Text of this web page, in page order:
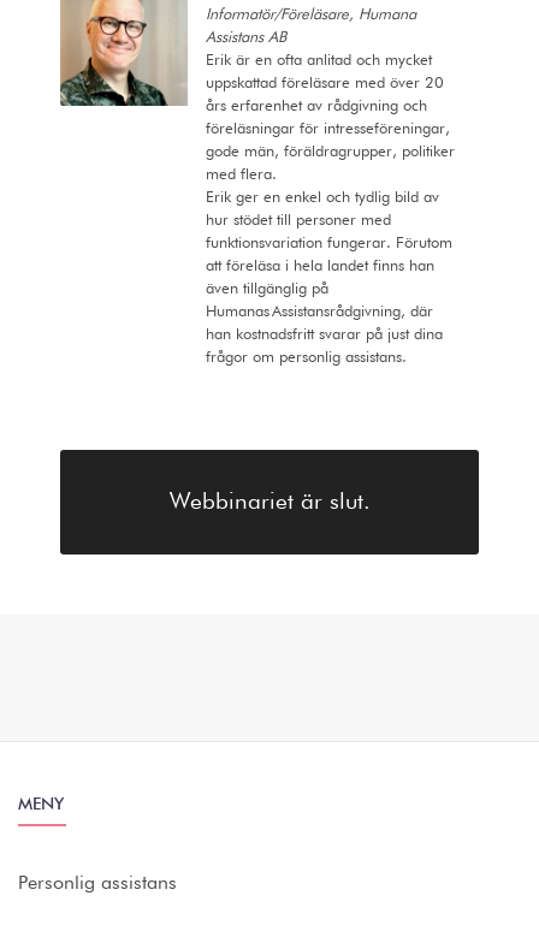
Informatör/Föreläsare, Humana
Assistans AB
Erik är en ofta anlitad och mycket
uppskattad föreläsare med över 20
års erfarenhet av rådgivning och
föreläsningar för intresseföreningar,
gode män, föräldragrupper, politiker
med flera.
Erik ger en enkel och tydlig bild av
hur stödet till personer med
funktionsvariation fungerar. Förutom
att föreläsa i hela landet finns han
även tillgänglig på
Humanas Assistansrådgivning, där
han kostnadsfritt svarar på just dina
frågor om personlig assistans.
Webbinariet är slut.
MENY
Personlig assistans